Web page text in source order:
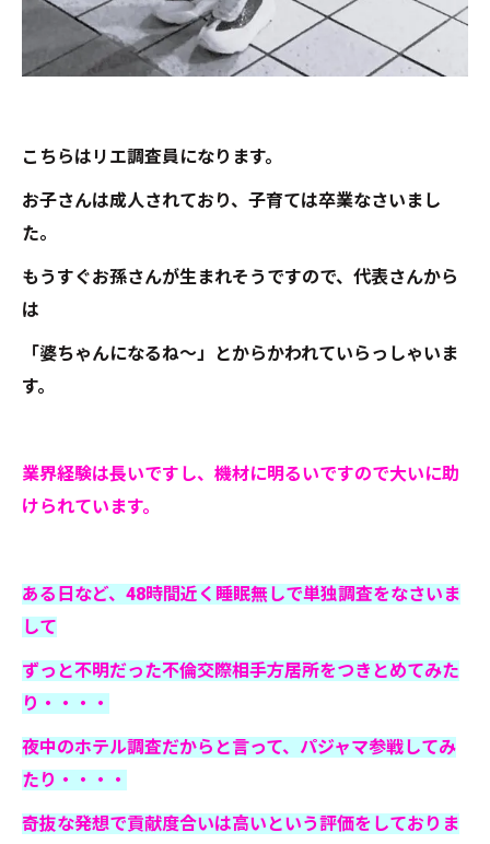
こちらはリエ調査員になります。
お子さんは成人されており、子育ては卒業なさいまし
た。
もうすぐお孫さんが生まれそうですので、代表さんから
は
「婆ちゃんになるね～」とからかわれていらっしゃいま
す。
業界経験は長いですし、機材に明るいですので大いに助
けられています。
ある日など、48時間近く睡眠無しで単独調査をなさいま
して
ずっと不明だった不倫交際相手方居所をつきとめてみた
り・・・・
夜中のホテル調査だからと言って、パジャマ参戦してみ
たり・・・・
奇抜な発想で貢献度合いは高いという評価をしておりま